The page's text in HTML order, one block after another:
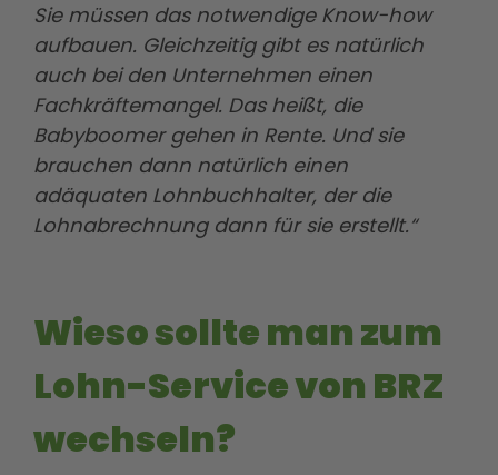
Sie müssen das notwendige Know-how
aufbauen. Gleichzeitig gibt es natürlich
auch bei den Unternehmen einen
Fachkräftemangel. Das heißt, die
Babyboomer gehen in Rente. Und sie
brauchen dann natürlich einen
adäquaten Lohnbuchhalter, der die
Lohnabrechnung dann für sie erstellt.“
Wieso sollte man zum
Lohn-Service von BRZ
wechseln?